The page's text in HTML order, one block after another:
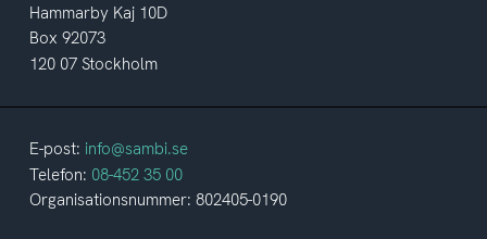
Hammarby Kaj 10D
Box 92073
120 07 Stockholm
E-post: info@sambi.se
Telefon: 08-452 35 00
Organisationsnummer: 802405-0190